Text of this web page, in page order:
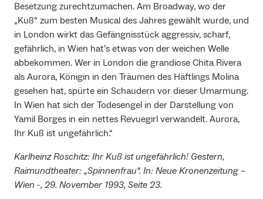
Besetzung zurechtzumachen. Am Broadway, wo der
„Kuß“ zum besten Musical des Jahres gewählt wurde, und
in London wirkt das Gefängnisstück aggressiv, scharf,
gefährlich, in Wien hat’s etwas von der weichen Welle
abbekommen. Wer in London die grandiose Chita Rivera
als Aurora, Königin in den Träumen des Häftlings Molina
gesehen hat, spürte ein Schaudern vor dieser Umarmung.
In Wien hat sich der Todesengel in der Darstellung von
Yamil Borges in ein nettes Revuegirl verwandelt. Aurora,
Ihr Kuß ist ungefährlich.“
Karlheinz Roschitz: Ihr Kuß ist ungefährlich! Gestern,
Raimundtheater: „Spinnenfrau“. In: Neue Kronenzeitung –
Wien -, 29. November 1993, Seite 23.